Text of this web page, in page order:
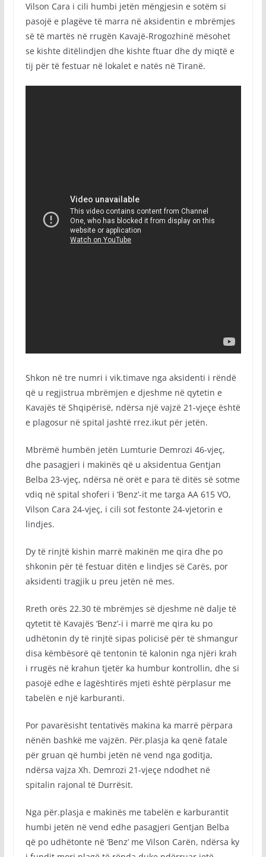
Vilson Cara i cili humbi jetën mëngjesin e sotëm si
pasojë e plagëve të marra në aksidentin e mbrëmjes
së të martës në rrugën Kavajë-Rrogozhinë mësohet
se kishte ditëlindjen dhe kishte ftuar dhe dy miqtë e
tij për të festuar në lokalet e natës në Tiranë.
Shkon në tre numri i vik.timave nga aksidenti i rëndë
që u regjistrua mbrëmjen e djeshme në qytetin e
Kavajës të Shqipërisë, ndërsa një vajzë 21-vjeçe është
e plagosur në spital jashtë rrez.ikut për jetën.
Mbrëmë humbën jetën Lumturie Demrozi 46-vjeç,
dhe pasagjeri i makinës që u aksidentua Gentjan
Belba 23-vjeç, ndërsa në orët e para të ditës së sotme
vdiq në spital shoferi i ‘Benz’-it me targa AA 615 VO,
Vilson Cara 24-vjeç, i cili sot festonte 24-vjetorin e
lindjes.
Dy të rinjtë kishin marrë makinën me qira dhe po
shkonin për të festuar ditën e lindjes së Carës, por
aksidenti tragjik u preu jetën në mes.
Rreth orës 22.30 të mbrëmjes së djeshme në dalje të
qytetit të Kavajës ‘Benz’-i i marrë me qira ku po
udhëtonin dy të rinjtë sipas policisë për të shmangur
disa këmbësorë që tentonin të kalonin nga njëri krah
i rrugës në krahun tjetër ka humbur kontrollin, dhe si
pasojë edhe e lagështirës mjeti është përplasur me
tabelën e një karburanti.
Por pavarësisht tentativës makina ka marrë përpara
nënën bashkë me vajzën. Për.plasja ka qenë fatale
për gruan që humbi jetën në vend nga goditja,
ndërsa vajza Xh. Demrozi 21-vjeçe ndodhet në
spitalin rajonal të Durrësit.
Nga për.plasja e makinës me tabelën e karburantit
humbi jetën në vend edhe pasagjeri Gentjan Belba
që po udhëtonte në ‘Benz’ me Vilson Carën, ndërsa ky